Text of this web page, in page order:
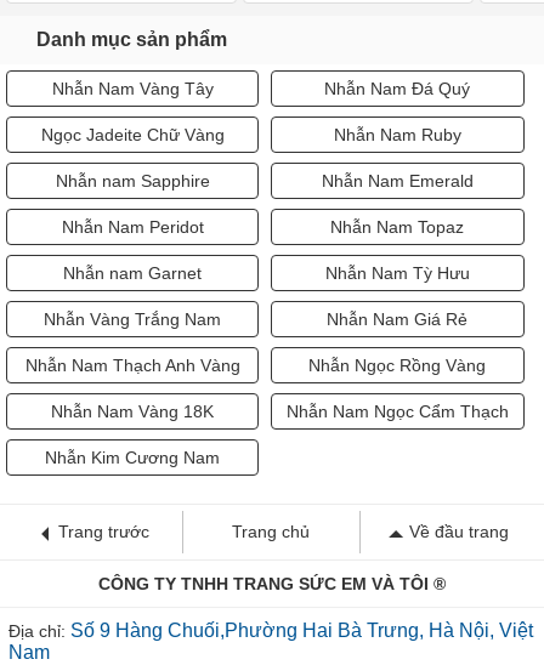
Danh mục sản phẩm
Nhẫn Nam Vàng Tây Nhẫn Nam Đá Quý
Ngọc Jadeite Chữ Vàng Nhẫn Nam Ruby
Nhẫn nam Sapphire Nhẫn Nam Emerald
Nhẫn Nam Peridot Nhẫn Nam Topaz
Nhẫn nam Garnet Nhẫn Nam Tỳ Hưu
Nhẫn Vàng Trắng Nam Nhẫn Nam Giá Rẻ
Nhẫn Nam Thạch Anh Vàng Nhẫn Ngọc Rồng Vàng
Nhẫn Nam Vàng 18K Nhẫn Nam Ngọc Cẩm Thạch
Nhẫn Kim Cương Nam
Trang trước Trang chủ Về đầu trang
CÔNG TY TNHH TRANG SỨC EM VÀ TÔI ®
Địa chỉ: Số 9 Hàng Chuối,Phường Hai Bà Trưng, Hà Nội, Việt
Nam